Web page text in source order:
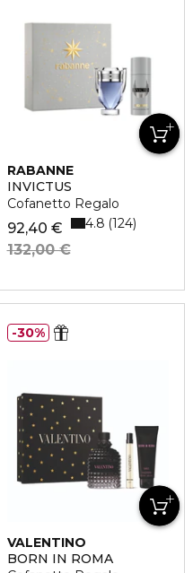
RABANNE
INVICTUS
Cofanetto Regalo
92,40 €
132,00 €
4.8 124
VALENTINO
BORN IN ROMA
30%